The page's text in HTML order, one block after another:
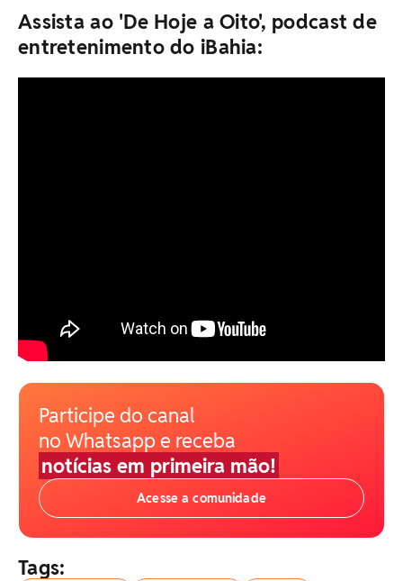
Assista ao 'De Hoje a Oito', podcast de
entretenimento do iBahia:
Participe do canal
no Whatsapp e receba
notícias em primeira mão!
Acesse a comunidade
Tags: